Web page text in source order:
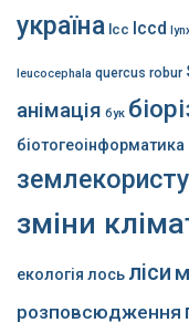
україна lcc lccd
leucocephala quercus robur
анімація бук
біотогеоінформатика
зміни
екологія лось ліси
розповсюдження